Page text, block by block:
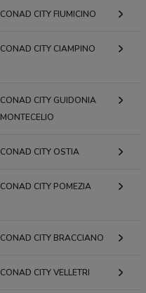
CONAD CITY FIUMICINO
CONAD CITY CIAMPINO
CONAD CITY GUIDONIA
MONTECELIO
CONAD CITY OSTIA
CONAD CITY POMEZIA
CONAD CITY BRACCIANO
CONAD CITY VELLETRI